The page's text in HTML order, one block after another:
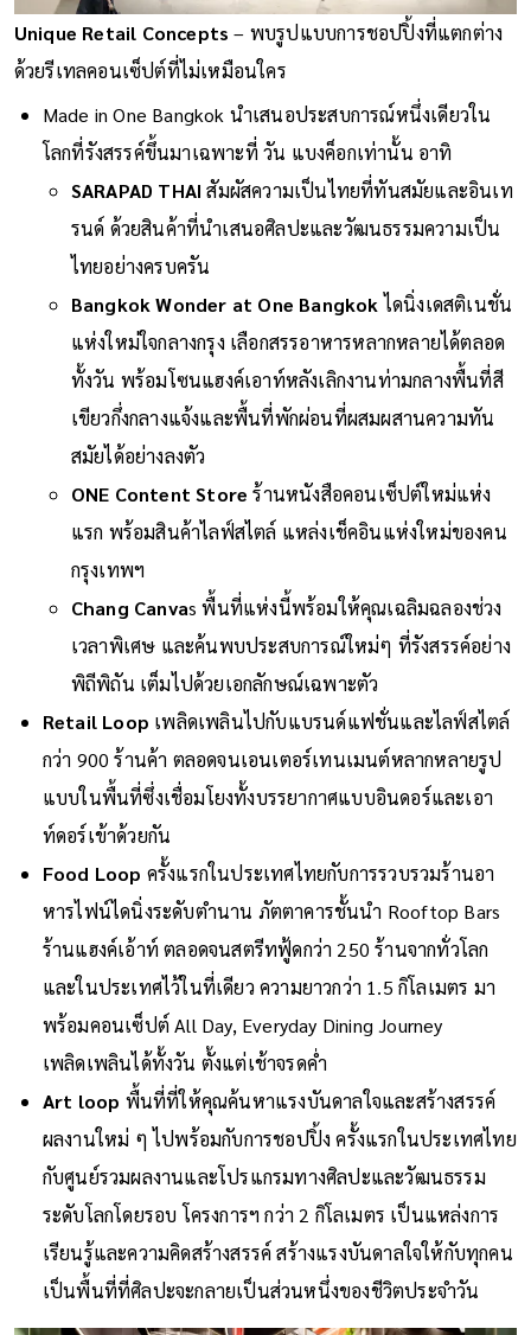
Unique Retail Concepts– พบรูปแบบการชอปปิ้งที่แตกต่าง
ด้วยรีเทลคอนเซ็ปต์ที่ไม่เหมือนใคร
Made in One Bangkok นำเสนอประสบการณ์หนึ่งเดียวใน
โลกที่รังสรรค์ขึ้นมาเฉพาะที่ วัน แบงค็อกเท่านั้น อาทิ
SARAPAD THAIสัมผัสความเป็นไทยที่ทันสมัยและอินเท
รนด์ ด้วยสินค้าที่นำเสนอศิลปะและวัฒนธรรมความเป็น
ไทยอย่างครบครัน
Bangkok Wonder at One Bangkok ไดนิ่งเดสติเนชั่น
แห่งใหม่ใจกลางกรุง เลือกสรรอาหารหลากหลายได้ตลอด
ทั้งวัน พร้อมโซนแฮงค์เอาท์หลังเลิกงานท่ามกลางพื้นที่สี
เขียวกึ่งกลางแจ้งและพื้นที่พักผ่อนที่ผสมผสานความทัน
สมัยได้อย่างลงตัว
ONE Content Store ร้านหนังสือคอนเซ็ปต์ใหม่แห่ง
แรก พร้อมสินค้าไลฟ์สไตล์ แหล่งเช็คอินแห่งใหม่ของคน
กรุงเทพฯ
Chang Canvas พื้นที่แห่งนี้พร้อมให้คุณเฉลิมฉลองช่วง
เวลาพิเศษ และค้นพบประสบการณ์ใหม่ๆ ที่รังสรรค์อย่าง
พิถีพิถัน เต็มไปด้วยเอกลักษณ์เฉพาะตัว
Retail Loop เพลิดเพลินไปกับแบรนด์แฟชั่นและไลฟ์สไตล์
กว่า 900 ร้านค้า ตลอดจนเอนเตอร์เทนเมนต์หลากหลายรูป
แบบในพื้นที่ซึ่งเชื่อมโยงทั้งบรรยากาศแบบอินดอร์และเอา
ท์ดอร์เข้าด้วยกัน
Food Loop ครั้งแรกในประเทศไทยกับการรวบรวมร้านอา
หารไฟน์ไดนิ่งระดับตำนาน ภัตตาคารชั้นนำ Rooftop Bars
ร้านแฮงค์เอ้าท์ ตลอดจนสตรีทฟู้ดกว่า 250 ร้านจากทั่วโลก
และในประเทศไว้ในที่เดียว ความยาวกว่า 1.5 กิโลเมตร มา
พร้อมคอนเซ็ปต์ All Day, Everyday Dining Journey
เพลิดเพลินได้ทั้งวัน ตั้งแต่เช้าจรดค่ำ
Art loop พื้นที่ที่ให้คุณค้นหาแรงบันดาลใจและสร้างสรรค์
ผลงานใหม่ ๆ ไปพร้อมกับการชอปปิ้ง ครั้งแรกในประเทศไทย
กับศูนย์รวมผลงานและโปรแกรมทางศิลปะและวัฒนธรรม
ระดับโลกโดยรอบ โครงการฯ กว่า 2 กิโลเมตร เป็นแหล่งการ
เรียนรู้และความคิดสร้างสรรค์ สร้างแรงบันดาลใจให้กับทุกคน
เป็นพื้นที่ที่ศิลปะจะกลายเป็นส่วนหนึ่งของชีวิตประจำวัน